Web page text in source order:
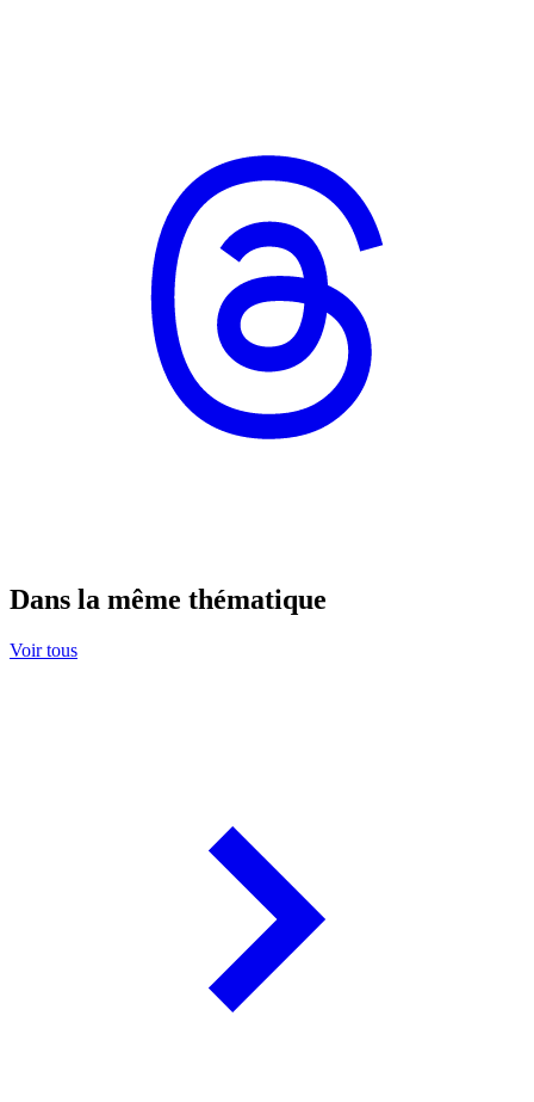
Dans la même thématique
Voir tous